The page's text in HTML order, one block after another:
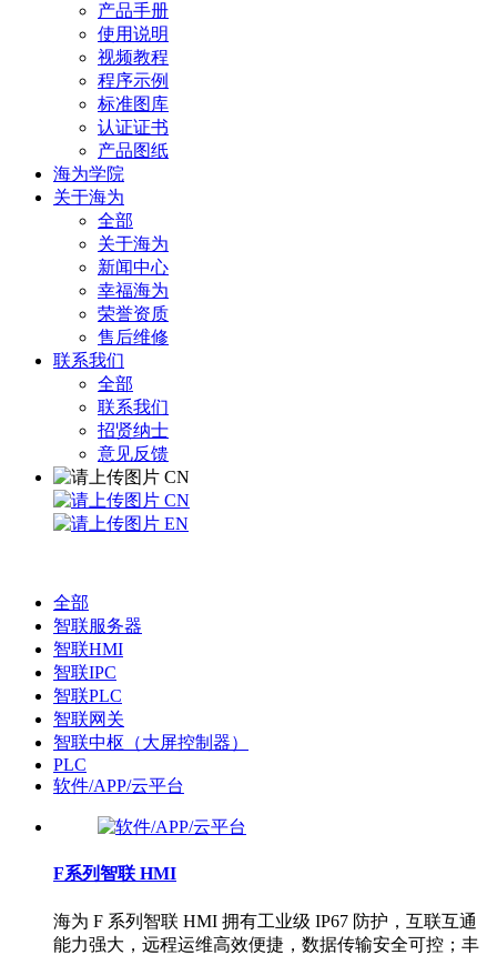
产品手册
使用说明
视频教程
程序示例
标准图库
认证证书
产品图纸
海为学院
关于海为
全部
关于海为
新闻中心
幸福海为
荣誉资质
售后维修
联系我们
全部
联系我们
招贤纳士
意见反馈
CN
CN
EN
全部
智联服务器
智联HMI
智联IPC
智联PLC
智联网关
智联中枢（大屏控制器）
PLC
软件/APP/云平台
F系列智联 HMI
海为 F 系列智联 HMI 拥有工业级 IP67 防护，互联互通
能力强大，远程运维高效便捷，数据传输安全可控；丰